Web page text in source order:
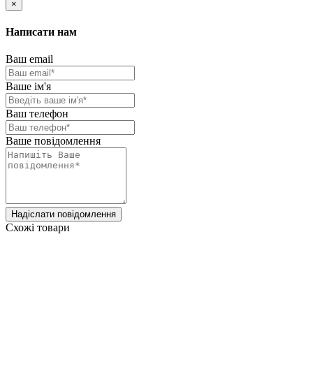
×
Написати нам
Ваш email
Ваше ім'я
Ваш телефон
Ваше повідомлення
Надіслати повідомлення
Схожі товари